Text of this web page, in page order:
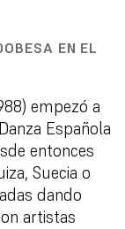
EN EL
empezó a
Española
entonces
Suecia o
dando
artistas